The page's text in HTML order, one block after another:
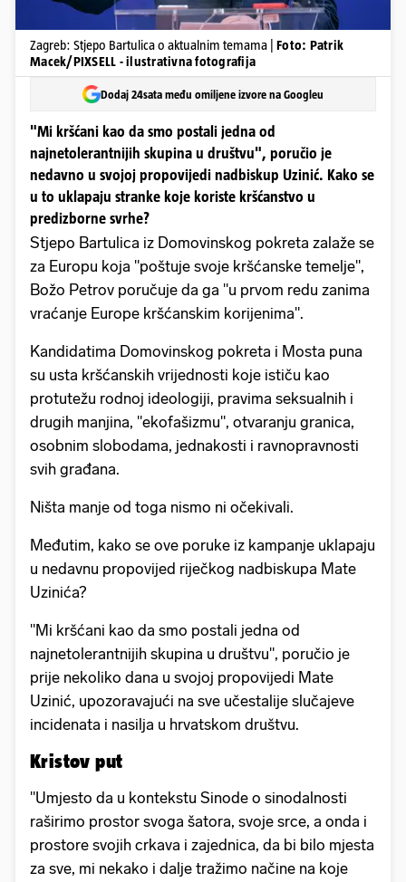
Zagreb: Stjepo Bartulica o aktualnim temama | Foto: Patrik
Macek/PIXSELL - ilustrativna fotografija
Dodaj 24sata među omiljene izvore na Googleu
"Mi kršćani kao da smo postali jedna od
najnetolerantnijih skupina u društvu", poručio je
nedavno u svojoj propovijedi nadbiskup Uzinić. Kako se
u to uklapaju stranke koje koriste kršćanstvo u
predizborne svrhe?
Stjepo Bartulica iz Domovinskog pokreta zalaže se
za Europu koja "poštuje svoje kršćanske temelje",
Božo Petrov poručuje da ga "u prvom redu zanima
vraćanje Europe kršćanskim korijenima".
Kandidatima Domovinskog pokreta i Mosta puna
su usta kršćanskih vrijednosti koje ističu kao
protutežu rodnoj ideologiji, pravima seksualnih i
drugih manjina, "ekofašizmu", otvaranju granica,
osobnim slobodama, jednakosti i ravnopravnosti
svih građana.
Ništa manje od toga nismo ni očekivali.
Međutim, kako se ove poruke iz kampanje uklapaju
u nedavnu propovijed riječkog nadbiskupa Mate
Uzinića?
"Mi kršćani kao da smo postali jedna od
najnetolerantnijih skupina u društvu", poručio je
prije nekoliko dana u svojoj propovijedi Mate
Uzinić, upozoravajući na sve učestalije slučajeve
incidenata i nasilja u hrvatskom društvu.
Kristov put
"Umjesto da u kontekstu Sinode o sinodalnosti
raširimo prostor svoga šatora, svoje srce, a onda i
prostore svojih crkava i zajednica, da bi bilo mjesta
za sve, mi nekako i dalje tražimo načine na koje